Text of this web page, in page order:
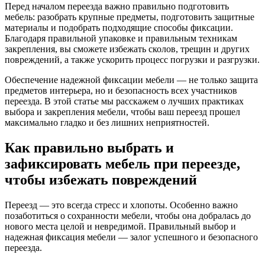
Перед началом переезда важно правильно подготовить
мебель: разобрать крупные предметы, подготовить защитные
материалы и подобрать подходящие способы фиксации.
Благодаря правильной упаковке и правильным техникам
закрепления, вы сможете избежать сколов, трещин и других
повреждений, а также ускорить процесс погрузки и разгрузки.
Обеспечение надежной фиксации мебели — не только защита
предметов интерьера, но и безопасность всех участников
переезда. В этой статье мы расскажем о лучших практиках
выбора и закрепления мебели, чтобы ваш переезд прошел
максимально гладко и без лишних неприятностей.
Как правильно выбрать и
зафиксировать мебель при переезде,
чтобы избежать повреждений
Переезд — это всегда стресс и хлопоты. Особенно важно
позаботиться о сохранности мебели, чтобы она добралась до
нового места целой и невредимой. Правильный выбор и
надежная фиксация мебели — залог успешного и безопасного
переезда.